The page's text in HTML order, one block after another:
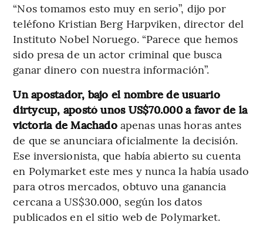
“Nos tomamos esto muy en serio”, dijo por
teléfono Kristian Berg Harpviken, director del
Instituto Nobel Noruego. “Parece que hemos
sido presa de un actor criminal que busca
ganar dinero con nuestra información”.
Un apostador, bajo el nombre de usuario
dirtycup, apostó unos US$70.000 a favor de la
victoria de Machadoapenas unas horas antes
de que se anunciara oficialmente la decisión.
Ese inversionista, que había abierto su cuenta
en Polymarket este mes y nunca la había usado
para otros mercados, obtuvo una ganancia
cercana a US$30.000, según los datos
publicados en el sitio web de Polymarket.